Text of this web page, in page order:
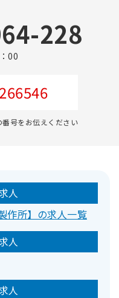
228
00
号をお伝えください
人
作所】の求人一覧
人
人